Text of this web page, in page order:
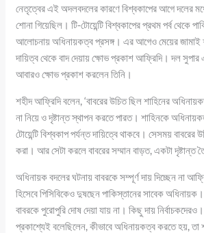
নেতৃত্বের এই অদলবদলের কারণে বিশ্বকাপের আগে দলের
শোনা গিয়েছিল। টি-টোয়েন্টি বিশ্বকাপের প্রথম পর্ব থেকে
আলোচনায় অধিনায়কত্ব প্রসঙ্গ। এর আগেও মেয়ের জামাই
দায়িত্ব থেকে বাদ দেয়ায় ক্ষোভ প্রকাশ আফ্রিদি। দল সুপার
আবারও ক্ষোভ প্রকাশ করলেন তিনি।
শহীদ আফ্রিদি বলেন, ‘বাবরের উচিত ছিল শাহিনের
না নিয়ে ও দৃষ্টান্ত স্থাপন করতে পারত। শাহিনকে
টোয়েন্টি বিশ্বকাপ পর্যন্ত দায়িত্বে থাকবে। সেসময় বাবরের
করা। আর সেটা করলে বাবরের সম্মান বাড়ত, একটা দৃষ্টান্ত
অধিনায়ক বদলের ঘটনায় বাবরকে সম্পূর্ণ দায় দিচ্ছেন না
হিসেবে পিসিবিকেও দুষছেন পাকিস্তানের সাবেক
বাবরকে পুরোপুরি দোষ দেয়া যায় না। কিছু দায়
প্রকাশ্যেই বলেছিলেন, কীভাবে অধিনায়কত্ব করতে হয়, তা